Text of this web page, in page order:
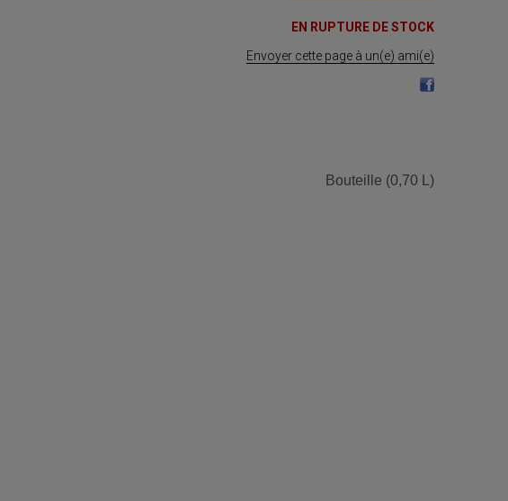
EN RUPTURE DE STOCK
Envoyer cette page à un(e) ami(e)
Bouteille (0,70 L)